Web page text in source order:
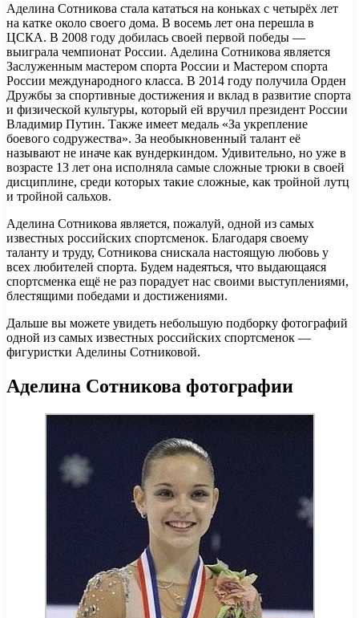
Аделина Сотникова стала кататься на коньках с четырёх лет
на катке около своего дома. В восемь лет она перешла в
ЦСКА. В 2008 году добилась своей первой победы —
выиграла чемпионат России. Аделина Сотникова является
Заслуженным мастером спорта России и Мастером спорта
России международного класса. В 2014 году получила Орден
Дружбы за спортивные достижения и вклад в развитие спорта
и физической культуры, который ей вручил президент России
Владимир Путин. Также имеет медаль «За укрепление
боевого содружества». За необыкновенный талант её
называют не иначе как вундеркиндом. Удивительно, но уже в
возрасте 13 лет она исполняла самые сложные трюки в своей
дисциплине, среди которых такие сложные, как тройной лутц
и тройной сальхов.
Аделина Сотникова является, пожалуй, одной из самых
известных российских спортсменок. Благодаря своему
таланту и труду, Сотникова снискала настоящую любовь у
всех любителей спорта. Будем надеяться, что выдающаяся
спортсменка ещё не раз порадует нас своими выступлениями,
блестящими победами и достижениями.
Дальше вы можете увидеть небольшую подборку фотографий
одной из самых известных российских спортсменок —
фигуристки Аделины Сотниковой.
Аделина Сотникова фотографии